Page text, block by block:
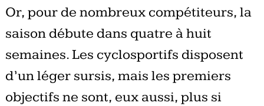
Or, pour de nombreux compétiteurs, la
saison débute dans quatre à huit
semaines. Les cyclosportifs disposent
d’un léger sursis, mais les premiers
objectifs ne sont, eux aussi, plus si